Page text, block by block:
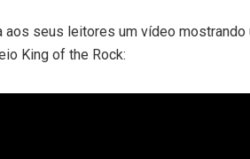
seus leitores um vídeo mostrando
King of the Rock: